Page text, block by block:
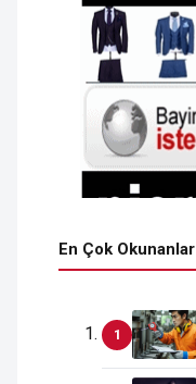
En Çok Okunanlar